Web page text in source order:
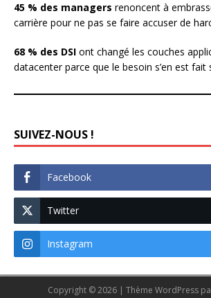
45 % des managers renoncent à
carrière pour ne pas se faire accuser de
68 % des DSI ont changé les couches
datacenter parce que le besoin s’en est fait
SUIVEZ-NOUS !
Facebook
Twitter
Instagram
Copyright © 2026 | Thème WordPress